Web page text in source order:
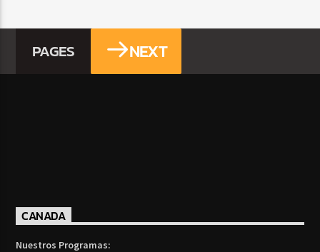
PAGES NEXT
CANADA
Nuestros Programas: